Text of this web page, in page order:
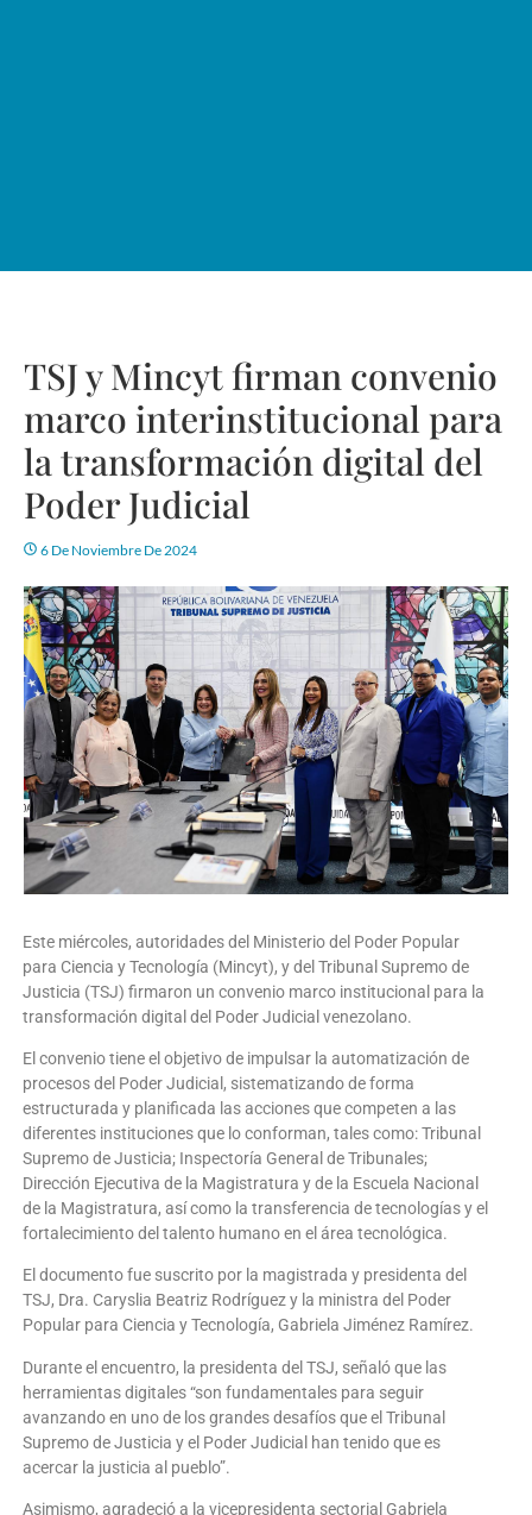
TSJ y Mincyt firman convenio
marco interinstitucional para
la transformación digital del
Poder Judicial
6 De Noviembre De 2024
Este miércoles, autoridades del Ministerio del Poder Popular
para Ciencia y Tecnología (Mincyt), y del Tribunal Supremo de
Justicia (TSJ) firmaron un convenio marco institucional para la
transformación digital del Poder Judicial venezolano.
El convenio tiene el objetivo de impulsar la automatización de
procesos del Poder Judicial, sistematizando de forma
estructurada y planificada las acciones que competen a las
diferentes instituciones que lo conforman, tales como: Tribunal
Supremo de Justicia; Inspectoría General de Tribunales;
Dirección Ejecutiva de la Magistratura y de la Escuela Nacional
de la Magistratura, así como la transferencia de tecnologías y el
fortalecimiento del talento humano en el área tecnológica.
El documento fue suscrito por la magistrada y presidenta del
TSJ, Dra. Caryslia Beatriz Rodríguez y la ministra del Poder
Popular para Ciencia y Tecnología, Gabriela Jiménez Ramírez.
Durante el encuentro, la presidenta del TSJ, señaló que las
herramientas digitales “son fundamentales para seguir
avanzando en uno de los grandes desafíos que el Tribunal
Supremo de Justicia y el Poder Judicial han tenido que es
acercar la justicia al pueblo”.
Asimismo, agradeció a la vicepresidenta sectorial Gabriela